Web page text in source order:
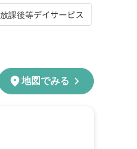
放課後等デイサービス
location_on地図でみる chevron_right